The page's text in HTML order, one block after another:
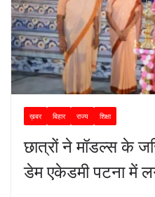
ख़बर बिहार राज्य शिक्षा
छात्रों ने मॉडल्स के
डेम एकेडमी पटना में